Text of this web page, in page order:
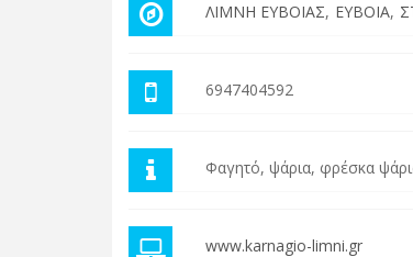
ΛΙΜΝΗ ΕΥΒΟΙΑΣ ΕΥΒΟΙΑ
6947404592
Φαγητό, ψάρια, φρέσκα
www.karnagio-limni.gr